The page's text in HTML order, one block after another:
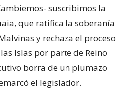
suscribimos la
que ratifica la soberanía
y rechaza el proceso
Islas por parte de Reino
borra de un plumazo
el legislador.